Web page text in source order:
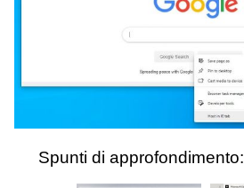
Spunti di approfondimento: